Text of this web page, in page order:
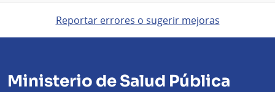
Reportar errores o sugerir mejoras
Ministerio de Salud Pública